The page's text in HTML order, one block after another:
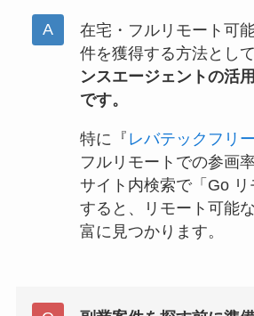
在宅・フルリモート可
件を獲得する方法として
ンスエージェントの活
です。
特に『 レバテックフリ
フルリモートでの参画
サイト内検索で「Go
すると、リモート可能
富に見つかります。